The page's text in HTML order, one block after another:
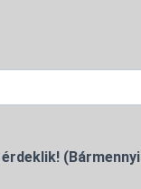
(Bármennyi